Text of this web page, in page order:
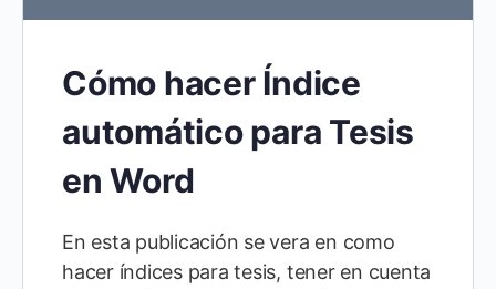
Cómo hacer Índice
automático para Tesis
en Word
En esta publicación se vera en como
hacer índices para tesis, tener en cuenta